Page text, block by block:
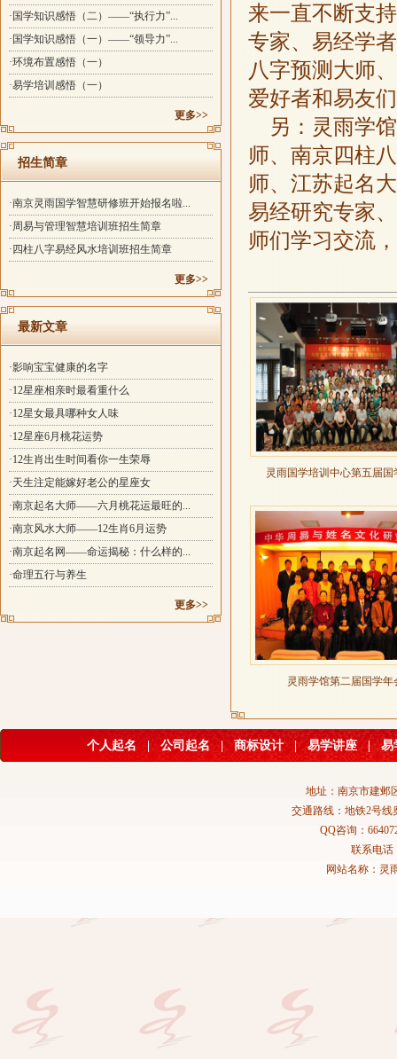
·国学知识感悟（二）——“执行力”...
·国学知识感悟（一）——“领导力”...
·环境布置感悟（一）
·易学培训感悟（一）
更多>>
招生简章
·南京灵雨国学智慧研修班开始报名啦...
·周易与管理智慧培训班招生简章
·四柱八字易经风水培训班招生简章
更多>>
最新文章
·影响宝宝健康的名字
·12星座相亲时最看重什么
·12星女最具哪种女人味
·12星座6月桃花运势
·12生肖出生时间看你一生荣辱
·天生注定能嫁好老公的星座女
·南京起名大师——六月桃花运最旺的...
·南京风水大师——12生肖6月运势
·南京起名网——命运揭秘：什么样的...
·命理五行与养生
更多>>
来一直不断支
专家、易经学
八字预测大师
爱好者和易友
另：灵雨学馆
师、南京四柱
师、江苏起名
易经研究专家
师们学习交流
灵雨国学培训中心第五届国
灵雨学馆第二届国学年
个人起名 公司起名 | 商标设计 | 易学讲座 | 易
地址：南京市建邺
交通路线：地铁2号线
QQ咨询：
联系电话
网站名称：灵